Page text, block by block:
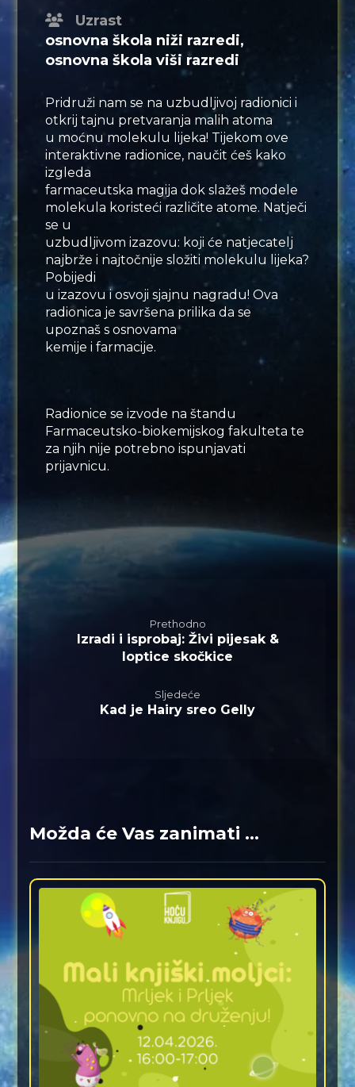
Uzrast
osnovna škola niži razredi,
osnovna škola viši razredi
Pridruži nam se na uzbudljivoj radionici i
otkrij tajnu pretvaranja malih atoma
u moćnu molekulu lijeka! Tijekom ove
interaktivne radionice, naučit ćeš kako
izgleda
farmaceutska magija dok slažeš modele
molekula koristeći različite atome. Natječi
se u
uzbudljivom izazovu: koji će natjecatelj
najbrže i najtočnije složiti molekulu lijeka?
Pobijedi
u izazovu i osvoji sjajnu nagradu! Ova
radionica je savršena prilika da se
upoznaš s osnovama
kemije i farmacije.
Radionice se izvode na štandu
Farmaceutsko-biokemijskog fakulteta te
za njih nije potrebno ispunjavati
prijavnicu.
Prethodno
Izradi i isprobaj: Živi pijesak &
loptice skočkice
Sljedeće
Kad je Hairy sreo Gelly
Možda će Vas zanimati ...